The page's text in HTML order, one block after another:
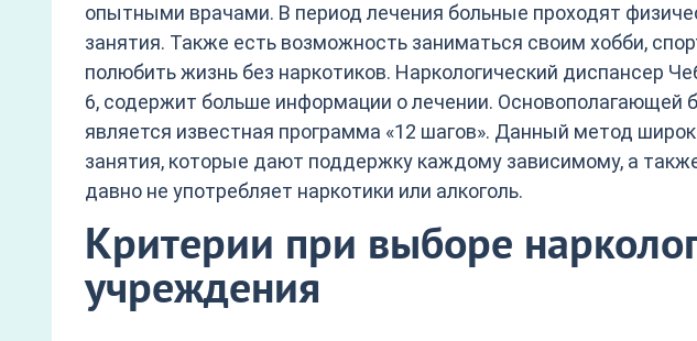
опытными врачами. В период лечения больные проходят
занятия. Также есть возможность заниматься своим хобби,
полюбить жизнь без наркотиков. Наркологический диспансер
6, содержит больше информации о лечении. Основополагающей
является известная программа «12 шагов». Данный метод
занятия, которые дают поддержку каждому зависимому, а
давно не употребляет наркотики или алкоголь.
Критерии при выборе
учреждения